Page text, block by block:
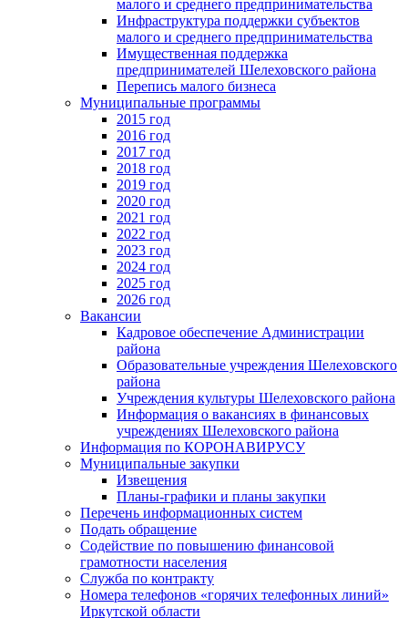
малого и среднего предпринимательства
Инфраструктура поддержки субъектов
малого и среднего предпринимательства
Имущественная поддержка
предпринимателей Шелеховского района
Перепись малого бизнеса
Муниципальные программы
2015 год
2016 год
2017 год
2018 год
2019 год
2020 год
2021 год
2022 год
2023 год
2024 год
2025 год
2026 год
Вакансии
Кадровое обеспечение Администрации
района
Образовательные учреждения Шелеховского
района
Учреждения культуры Шелеховского района
Информация о вакансиях в финансовых
учреждениях Шелеховского района
Информация по КОРОНАВИРУСУ
Муниципальные закупки
Извещения
Планы-графики и планы закупки
Перечень информационных систем
Подать обращение
Содействие по повышению финансовой
грамотности населения
Служба по контракту
Номера телефонов «горячих телефонных линий»
Иркутской области